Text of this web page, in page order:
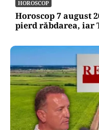
HOROSCOP
Horoscop 7 august
pierd răbdarea, iar